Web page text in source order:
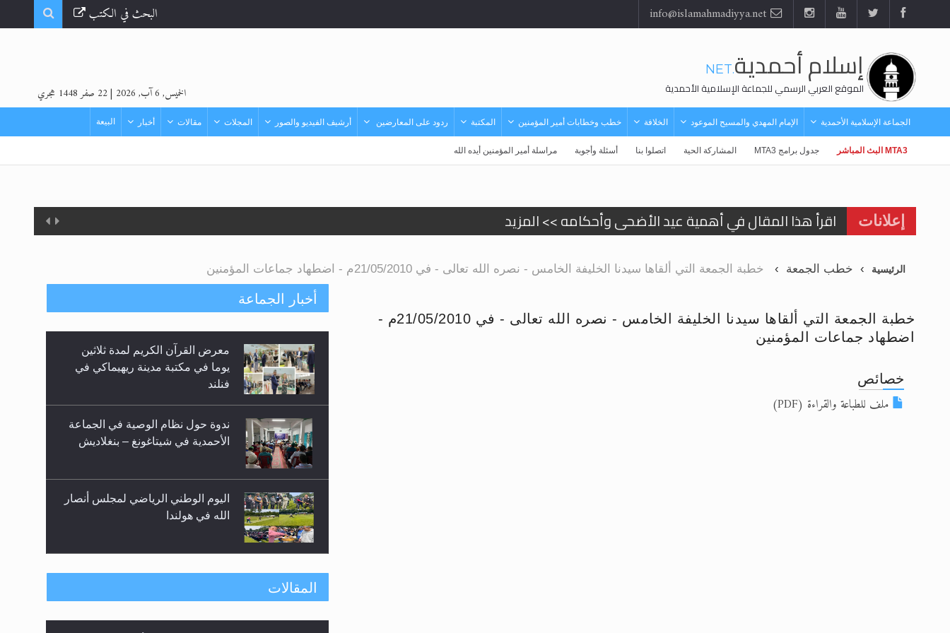
البحث في الكتب
إسلام أحمدية.NET
الموقع العربي الرسمي للجماعة الإسلامية الأحمدية الخميس, 6 آب, 2026 |22 صفر 1448 هجري
الجماعة الإسلامية الأحمدية الإمام المهدي والمسيح الموعود الخلافة خطب وخطابات أمير المؤمنين المكتبة ردود على المعارضين أرشيف الفيديو والصور المجلات مقالات أخبار البيعة
MTA3 البث المباشر جدول برامج MTA3 المشاركة الحية اتصلوا بنا أسئلة وأجوبة مراسلة أمير المؤمنين أيده الله
إعلانات
اقرأ هذا المقال في أهمية عيد الأضحى وأحكامه >> المزيد
تعميم هامّ لأفراد الجماعة >> المزيد
تعميم هامّ لأفراد الجماعة >> المزيد
إعلان هامّ بخصوص الرسائل المرسلة إلى حضرة امير المؤمنين أيده الله والمكتب العربي >> المزيد
اقرأ هذا الكتاب وتعرّف على حقيقة الإسراء والمعراج >> المزيد
الرئيسية خطب الجمعة خطبة الجمعة التي ألقاها سيدنا الخليفة الخامس - نصره الله تعالى - في 21/05/2010م - اضطهاد جماعات المؤمنين
خطبة الجمعة التي ألقاها سيدنا الخليفة الخامس - نصره الله تعالى - في 21/05/2010م -
اضطهاد جماعات المؤمنين
خصائص
ملف للطباعة والقراءة (PDF)
أخبار الجماعة
ندوة حول نظام الوصية في الجماعة
الأحمدية في شيتاغونغ – بنغلاديش
اليوم الوطني الرياضي لمجلس أنصار
الله في هولندا
إتمام حفظ القرآن الكريم لثلاثة
طلاب من مدرسة الحفظ في غانا
حفل توزيع الشهادات في الجامعة
المقالات